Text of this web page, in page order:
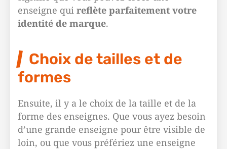
enseigne qui reflète parfaitement votre
identité de marque.
Choix de tailles et de
formes
Ensuite, il y a le choix de la taille et de la
forme des enseignes. Que vous ayez besoin
d’une grande enseigne pour être visible de
loin, ou que vous préfériez une enseigne